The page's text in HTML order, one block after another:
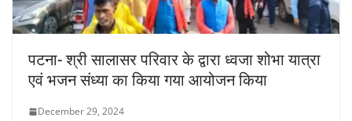
पटना- श्री सालासर परिवार के द्वारा ध्वजा शोभा यात्रा
एवं भजन संध्या का किया गया आयोजन किया
December 29, 2024